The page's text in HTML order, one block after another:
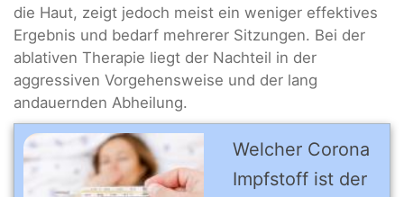
die Haut, zeigt jedoch meist ein weniger effektives
Ergebnis und bedarf mehrerer Sitzungen. Bei der
ablativen Therapie liegt der Nachteil in der
aggressiven Vorgehensweise und der lang
andauernden Abheilung.
Welcher Corona
Impfstoff ist der